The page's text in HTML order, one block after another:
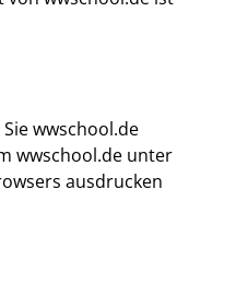
wwschool.de
wwschool.de unter
ausdrucken